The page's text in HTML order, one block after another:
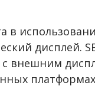
в
дисплей.
внешним